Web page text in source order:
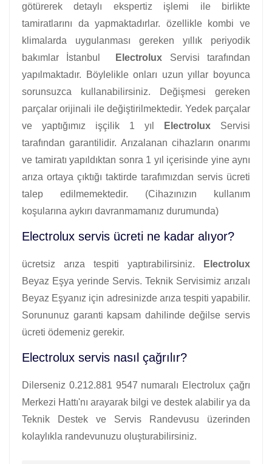
götürerek detaylı ekspertiz işlemi ile birlikte
tamiratlarını da yapmaktadırlar. özellikle kombi ve
klimalarda uygulanması gereken yıllık periyodik
bakımlar İstanbul
Electrolux Servisi tarafından
yapılmaktadır. Böylelikle onları uzun yıllar boyunca
sorunsuzca kullanabilirsiniz. Değişmesi gereken
parçalar orijinali ile değiştirilmektedir. Yedek parçalar
ve yaptığımız işçilik 1 yıl
Electrolux Servisi
tarafından garantilidir. Arızalanan cihazların onarımı
ve tamiratı yapıldıktan sonra 1 yıl içerisinde yine aynı
arıza ortaya çıktığı taktirde tarafımızdan servis ücreti
talep edilmemektedir. (Cihazınızın kullanım
koşularına aykırı davranmamanız durumunda)
Electrolux servis ücreti ne kadar alıyor?
ücretsiz arıza tespiti yaptırabilirsiniz.
Electrolux
Beyaz Eşya yerinde Servis. Teknik Servisimiz arızalı
Beyaz Eşyanız için adresinizde arıza tespiti yapabilir.
Sorununuz garanti kapsam dahilinde değilse servis
ücreti ödemeniz gerekir.
Electrolux servis nasıl çağrılır?
Dilerseniz 0.212.881 9547 numaralı Electrolux çağrı
Merkezi Hattı'nı arayarak bilgi ve destek alabilir ya da
Teknik Destek ve Servis Randevusu üzerinden
kolaylıkla randevunuzu oluşturabilirsiniz.